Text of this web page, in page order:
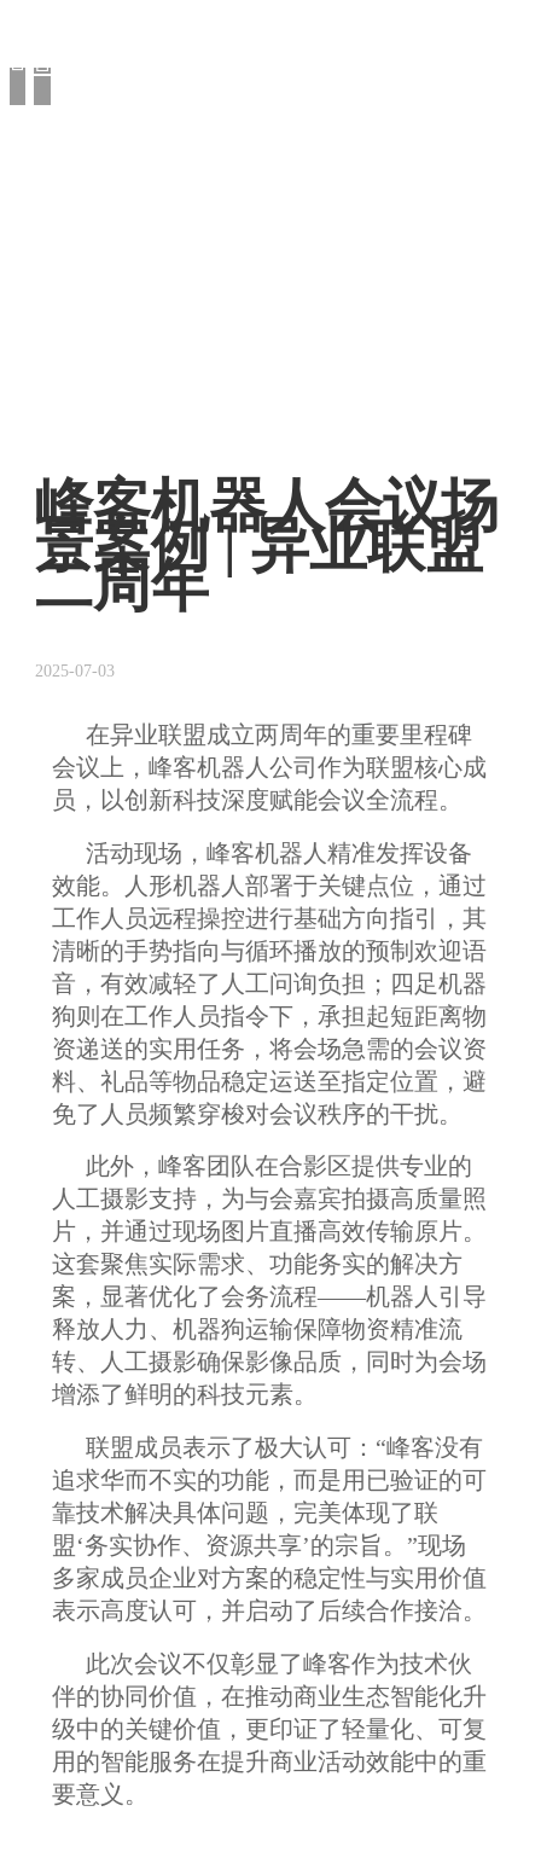
峰客机器人会议场
景案例 | 异业联盟
二周年
2025-07-03
在异业联盟成立两周年的重要里程碑
会议上，峰客机器人公司作为联盟核心成
员，以创新科技深度赋能会议全流程。
活动现场， 峰客机器人精准发挥设备
效能。
人形机器人部署于关键点位，通过
工作人员远程操控进行基础方向指引，其
清晰的手势指向与循环播放的预制欢迎语
音，有效减轻了人工问询负担；四足机器
狗则在工作人员指令下，承担起短距离物
资递送的实用任务，将会场急需的会议资
料、礼品等物品稳定运送至指定位置，避
免了人员频繁穿梭对会议秩序的干扰。
此外，峰客团队在合影区提供专业的
人工摄影支持，为与会嘉宾拍摄高质量照
片，并通过现场图片直播高效传输原片。
这套聚焦实际需求、功能务实的解决方
案，显著优化了会务流程——机器人引导
释放人力、机器狗运输保障物资精准流
转、人工摄影确保影像品质，同时为会场
增添了鲜明的科技元素。
联盟成员表示了极大认可 ： “峰客没有
追求华而不实的功能，而是用已验证的可
靠技术解决具体问题，完美体现了联
盟‘务实协作、资源共享’的宗旨。 ”现场
多家成员企业对方案的稳定性与实用价值
表示高度认可，并启动了后续合作接洽。
此次会议不仅彰显了峰客作为技术伙
伴的协同价值，在推动商业生态智能化升
级中的关键价值 ， 更印证了轻量化、可复
用的智能服务在提升商业活动效能中的重
要意义。